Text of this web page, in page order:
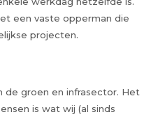
een vaste opperman die
projecten.
de groen en infrasector. Het
is wat wij (al sinds